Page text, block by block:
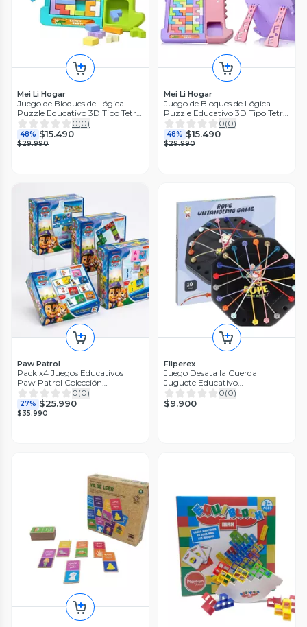
Mei Li Hogar
Juego de Bloques de Lógica
Puzzle Educativo 3D Tipo Tetris
verde
0(0)
48% $15.490
$29.990
Mei Li Hogar
Juego de Bloques de Lógica
Puzzle Educativo 3D Tipo Tetris
rosa
0(0)
48% $15.490
$29.990
Paw Patrol
Pack x4 Juegos Educativos
Paw Patrol Colección
Completa
0(0)
27% $25.990
$35.990
Fliperex
Juego Desata la Cuerda
Juguete Educativo
Rompecabezas Niños
0(0)
$9.900